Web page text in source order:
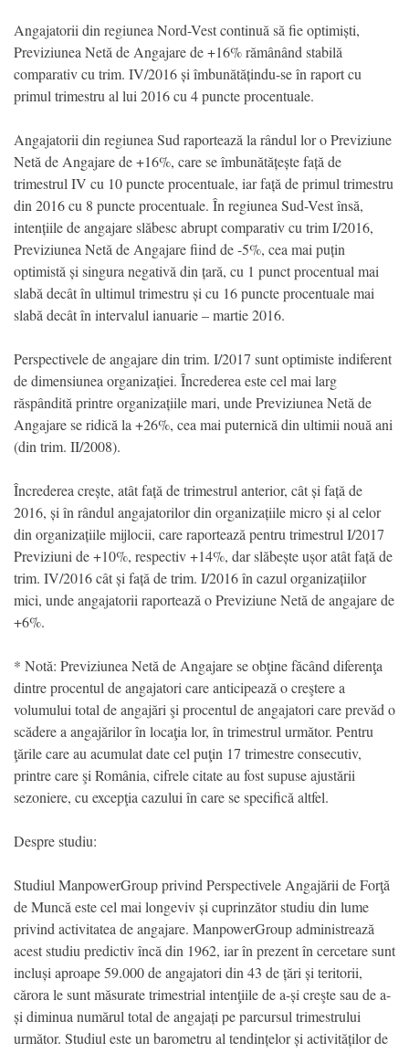
Angajatorii din regiunea Nord-Vest continuă să fie optimiști,
Previziunea Netă de Angajare de +16% rămânând stabilă
comparativ cu trim. IV/2016 și îmbunătățindu-se în raport cu
primul trimestru al lui 2016 cu 4 puncte procentuale.
Angajatorii din regiunea Sud raportează la rândul lor o Previziune
Netă de Angajare de +16%, care se îmbunătățește față de
trimestrul IV cu 10 puncte procentuale, iar față de primul trimestru
din 2016 cu 8 puncte procentuale. În regiunea Sud-Vest însă,
intențiile de angajare slăbesc abrupt comparativ cu trim I/2016,
Previziunea Netă de Angajare fiind de -5%, cea mai puțin
optimistă și singura negativă din țară, cu 1 punct procentual mai
slabă decât în ultimul trimestru și cu 16 puncte procentuale mai
slabă decât în intervalul ianuarie – martie 2016.
Perspectivele de angajare din trim. I/2017 sunt optimiste indiferent
de dimensiunea organizației. Încrederea este cel mai larg
răspândită printre organizațiile mari, unde Previziunea Netă de
Angajare se ridică la +26%, cea mai puternică din ultimii nouă ani
(din trim. II/2008).
Încrederea crește, atât față de trimestrul anterior, cât și față de
2016, și în rândul angajatorilor din organizațiile micro și al celor
din organizațiile mijlocii, care raportează pentru trimestrul I/2017
Previziuni de +10%, respectiv +14%, dar slăbește ușor atât față de
trim. IV/2016 cât și față de trim. I/2016 în cazul organizațiilor
mici, unde angajatorii raportează o Previziune Netă de angajare de
+6%.
* Notă: Previziunea Netă de Angajare se obţine făcând diferenţa
dintre procentul de angajatori care anticipează o creştere a
volumului total de angajări şi procentul de angajatori care prevăd o
scădere a angajărilor în locaţia lor, în trimestrul următor. Pentru
ţările care au acumulat date cel puţin 17 trimestre consecutiv,
printre care şi România, cifrele citate au fost supuse ajustării
sezoniere, cu excepţia cazului în care se specifică altfel.
Despre studiu:
Studiul ManpowerGroup privind Perspectivele Angajării de Forţă
de Muncă este cel mai longeviv și cuprinzător studiu din lume
privind activitatea de angajare. ManpowerGroup administrează
acest studiu predictiv încă din 1962, iar în prezent în cercetare sunt
incluși aproape 59.000 de angajatori din 43 de țări și teritorii,
cărora le sunt măsurate trimestrial intenţiile de a-și creşte sau de a-
și diminua numărul total de angajați pe parcursul trimestrului
următor. Studiul este un barometru al tendințelor și activităților de